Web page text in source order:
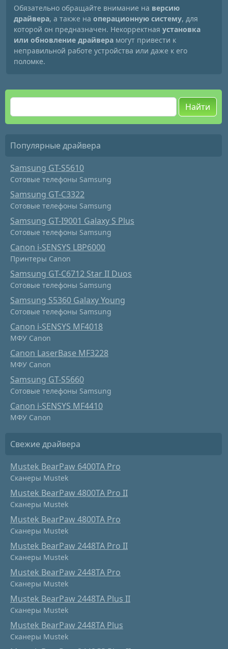
Обязательно обращайте внимание на версию
драйвера, а также на операционную систему, для
которой он предназначен. Некорректная установка
или обновление драйвера могут привести к
неправильной работе устройства или даже к его
поломке.
Найти
Популярные драйвера
Samsung GT-S5610
Сотовые телефоны Samsung
Samsung GT-C3322
Сотовые телефоны Samsung
Samsung GT-I9001 Galaxy S Plus
Сотовые телефоны Samsung
Canon i-SENSYS LBP6000
Принтеры Canon
Samsung GT-C6712 Star II Duos
Сотовые телефоны Samsung
Samsung S5360 Galaxy Young
Сотовые телефоны Samsung
Canon i-SENSYS MF4018
МФУ Canon
Canon LaserBase MF3228
МФУ Canon
Samsung GT-S5660
Сотовые телефоны Samsung
Canon i-SENSYS MF4410
МФУ Canon
Свежие драйвера
Mustek BearPaw 6400TA Pro
Сканеры Mustek
Mustek BearPaw 4800TA Pro II
Сканеры Mustek
Mustek BearPaw 4800TA Pro
Сканеры Mustek
Mustek BearPaw 2448TA Pro II
Сканеры Mustek
Mustek BearPaw 2448TA Pro
Сканеры Mustek
Mustek BearPaw 2448TA Plus II
Сканеры Mustek
Mustek BearPaw 2448TA Plus
Сканеры Mustek